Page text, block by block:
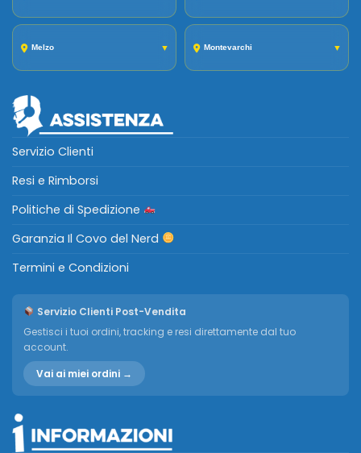
Melzo ▼ Montevarchi ▼
Servizio Clienti
Resi e Rimborsi
Politiche di Spedizione
Garanzia Il Covo del Nerd
Termini e Condizioni
Servizio Clienti Post-Vendita
Gestisci i tuoi ordini, tracking e resi direttamente dal tuo
account.
Vai ai miei ordini →